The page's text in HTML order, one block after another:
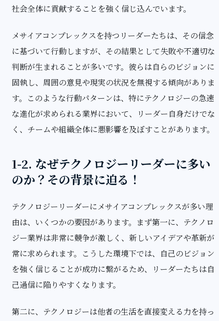
社会全体に貢献することを強く信じ込んでいます。
メサイアコンプレックスを持つリーダーたちは、その信念
に基づいて行動しますが、その結果として失敗や不適切な
判断が生まれることが多いです。彼らは自らのビジョンに
固執し、周囲の意見や現実の状況を無視する傾向がありま
す。このような行動パターンは、特にテクノロジーの急速
な進化が求められる業界において、リーダー自身だけでな
く、チームや組織全体に悪影響を及ぼすことがあります。
1-2. なぜテクノロジーリーダーに多い
のか？その背景に迫る！
テクノロジーリーダーにメサイアコンプレックスが多い理
由は、いくつかの要因があります。まず第一に、テクノロ
ジー業界は非常に競争が激しく、新しいアイデアや革新が
常に求められます。こうした環境下では、自己のビジョン
を強く信じることが成功に繋がるため、リーダーたちは自
己過信に陥りやすくなります。
第二に、テクノロジーは他者の生活を直接変える力を持っ